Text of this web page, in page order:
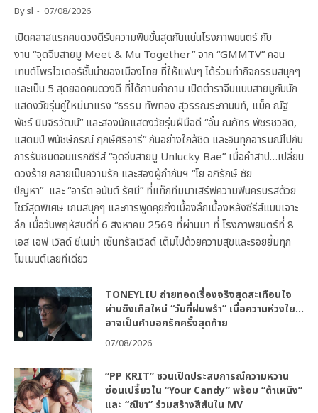
Bysl 07/08/2026
เปิดคลาสแรกคนดวงดีรับความฟินขั้นสุดกันแน่นโรงภาพยนตร์ กับ
งาน “จุดจีบสายมู Meet & Mu Together” จาก “GMMTV” คอน
เทนต์โพรไวเดอร์ชั้นนำของเมืองไทย ที่ให้แฟนๆ ได้ร่วมทำกิจกรรมสนุกๆ
และเป็น 5 สุดยอดคนดวงดี ที่ได้ถามคำถาม เปิดตำราจีบแบบสายมูกับนัก
แสดงวัยรุ่นคู่ใหม่มาแรง “ธรรม ทัพทอง สุวรรณระกานนท์, แม็ค ณัฐ
พัชร์ นิมจิรวัฒน์” และสองนักแสดงวัยรุ่นฝีมือดี “อั๋น ณภัทร พัชรชวลิต,
แสตมป์ พนัชษ์กรณ์ ฤกษ์ศิริอารี” กันอย่างใกล้ชิด และอินทุกอารมณ์ไปกับ
การรับชมตอนแรกซีรีส์ “จุดจีบสายมู Unlucky Bae” เมื่อคำสาป…เปลี่ยน
ดวงร้าย กลายเป็นความรัก และสองผู้กำกับฯ “โย อภิรักษ์ ชัย
ปัญหา” และ “อาร์ต อนันต์ รัศมี” ที่แท็กทีมมาเสิร์ฟความฟินครบรสด้วย
โชว์สุดพิเศษ เกมสนุกๆ และการพูดคุยถึงเบื้องลึกเบื้องหลังซีรีส์แบบเจาะ
ลึก เมื่อวันพฤหัสบดีที่ 6 สิงหาคม 2569 ที่ผ่านมา ที่ โรงภาพยนตร์ที่ 8
เอส เอฟ เวิลด์ ซีเนม่า เซ็นทรัลเวิลด์ เต็มไปด้วยความสุขและรอยยิ้มทุก
โมเมนต์เลยทีเดียว
TONEYLIU ถ่ายทอดเรื่องจริงสุดสะเทือนใจ
ผ่านซิงเกิลใหม่ “วันที่ฝนพรำ” เมื่อความห่วงใย…
อาจเป็นคำบอกรักครั้งสุดท้าย
07/08/2026
“PP KRIT” ชวนเปิดประสบการณ์ความหวาน
ซ่อนเปรี้ยวใน “Your Candy” พร้อม “ต้าเหนิง”
และ “ณิชา” ร่วมสร้างสีสันใน MV